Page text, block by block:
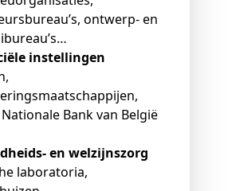
ontwerp- en
instellingen
Bank van België
en welzijnszorg
laboratoria,